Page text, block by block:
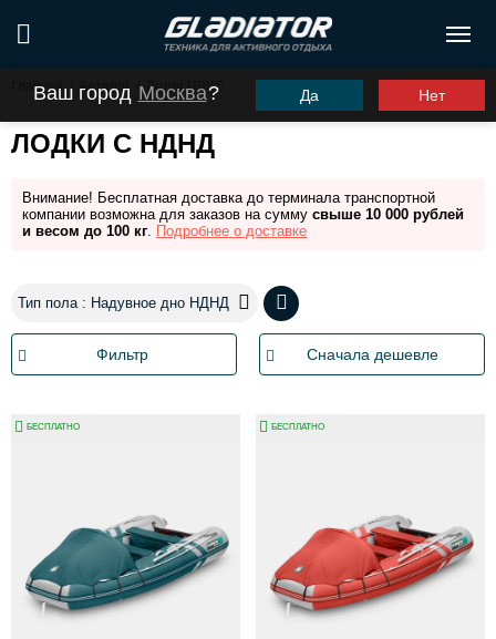
Ваш город Москва? Да Нет
Главная / Каталог Лодки ПВХ
ЛОДКИ С НДНД
Внимание! Бесплатная доставка до терминала транспортной
компании возможна для заказов на сумму свыше 10 000 рублей
и весом до 100 кг. Подробнее о доставке
Тип пола : Надувное дно НДНД
Фильтр Сначала дешевле
БЕСПЛАТНО БЕСПЛАТНО